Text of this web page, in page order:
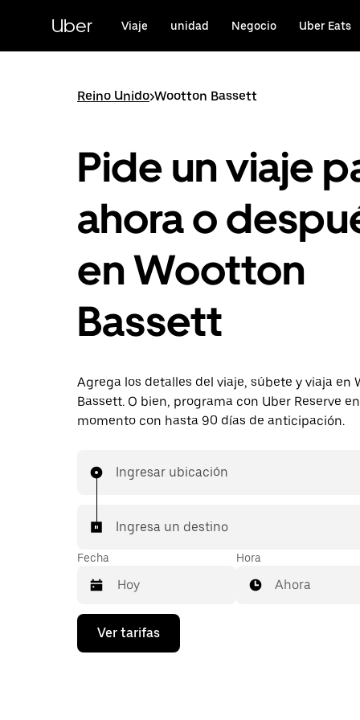
contenido
principal
Uber Viaje unidad Negocio Uber Eats
Reino Unido>Wootton Bassett
Pide un viaje
ahora o
en Wootton
Bassett
Agrega los detalles del viaje, súbete y viaja en
Bassett. O bien, programa con Uber Reserve
momento con hasta 90 días de anticipación.
Ingresar ubicación
Ingresa un destino
Fecha
Presiona
flecha
Hora
Ahora
Ver tarifas